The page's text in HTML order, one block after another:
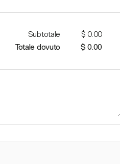
Subtotale
$ 0.00
Totale dovuto
$ 0.00